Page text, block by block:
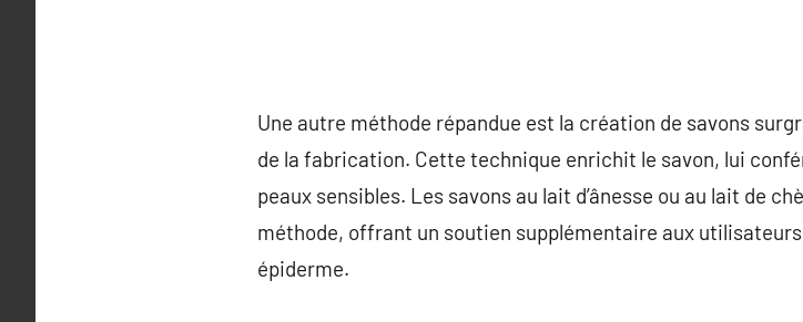
Une autre méthode répandue est la création de savons
de la fabrication. Cette technique enrichit le savon, lui
peaux sensibles. Les savons au lait d’ânesse ou au lait de
méthode, offrant un soutien supplémentaire aux
épiderme.